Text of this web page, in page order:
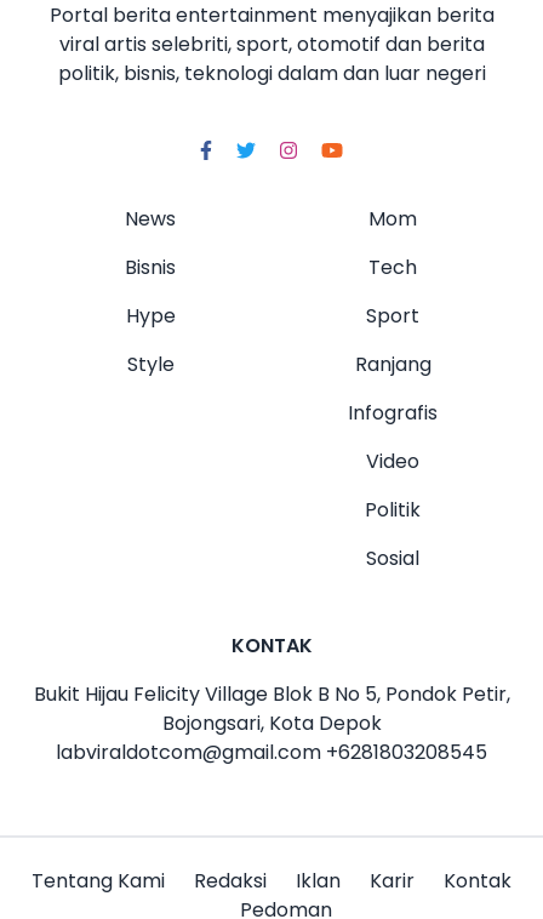
Portal berita entertainment menyajikan berita
viral artis selebriti, sport, otomotif dan berita
politik, bisnis, teknologi dalam dan luar negeri
News
Bisnis
Hype
Style
Mom
Tech
Sport
Ranjang
Infografis
Video
Politik
Sosial
KONTAK
Bukit Hijau Felicity Village Blok B No 5, Pondok Petir,
Bojongsari, Kota Depok
labviraldotcom@gmail.com +6281803208545
Tentang Kami Redaksi Iklan Karir
Kontak
Pedoman